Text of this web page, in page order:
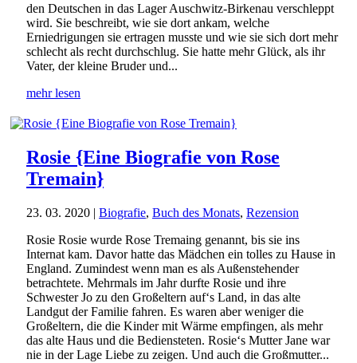
den Deutschen in das Lager Auschwitz-Birkenau verschleppt
wird. Sie beschreibt, wie sie dort ankam, welche
Erniedrigungen sie ertragen musste und wie sie sich dort mehr
schlecht als recht durchschlug. Sie hatte mehr Glück, als ihr
Vater, der kleine Bruder und...
mehr lesen
Rosie {Eine Biografie von Rose
Tremain}
23. 03. 2020 | Biografie, Buch des Monats, Rezension
Rosie Rosie wurde Rose Tremaing genannt, bis sie ins
Internat kam. Davor hatte das Mädchen ein tolles zu Hause in
England. Zumindest wenn man es als Außenstehender
betrachtete. Mehrmals im Jahr durfte Rosie und ihre
Schwester Jo zu den Großeltern auf‘s Land, in das alte
Landgut der Familie fahren. Es waren aber weniger die
Großeltern, die die Kinder mit Wärme empfingen, als mehr
das alte Haus und die Bediensteten. Rosie‘s Mutter Jane war
nie in der Lage Liebe zu zeigen. Und auch die Großmutter...